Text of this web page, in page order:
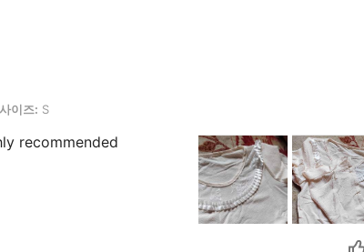
S
사이즈: S
recommended